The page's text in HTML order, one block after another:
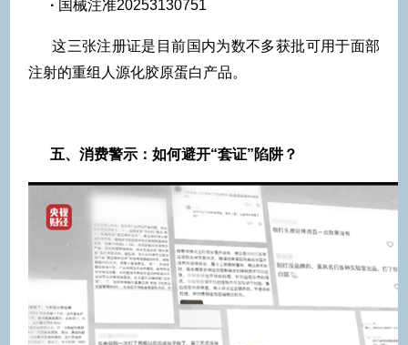
· 国械注准20253130751
这三张注册证是目前国内为数不多获批可用于面部
注射的重组人源化胶原蛋白产品。
五、消费警示：如何避开“套证”陷阱？